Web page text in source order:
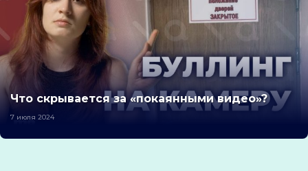
Что скрывается за «покаянными видео»?
7 июля 2024